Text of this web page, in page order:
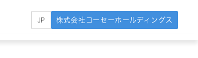
JP 株式会社コーセーホールディングス